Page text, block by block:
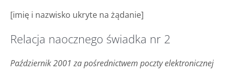
[imię i nazwisko ukryte na żądanie]
Relacja naocznego świadka nr 2
Październik 2001 za pośrednictwem poczty elektronicznej